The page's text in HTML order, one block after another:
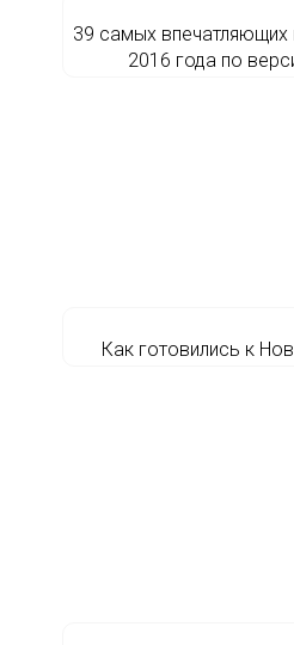
39 самых
2016 года по
Как готовились к